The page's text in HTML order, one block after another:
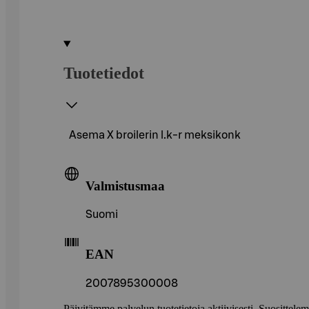
Tuotetiedot
Asema X broilerin l.k-r meksikonk
Valmistusmaa
Suomi
EAN
2007895300008